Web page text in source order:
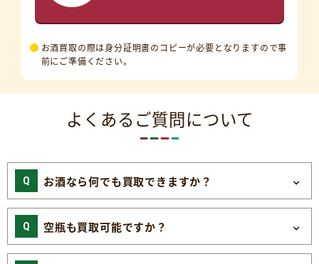
お酒買取の際は身分証明書のコピーが必要となりますので事
前にご準備ください。
よくあるご質問について
お酒なら何でも買取できますか？
空瓶も買取可能ですか？